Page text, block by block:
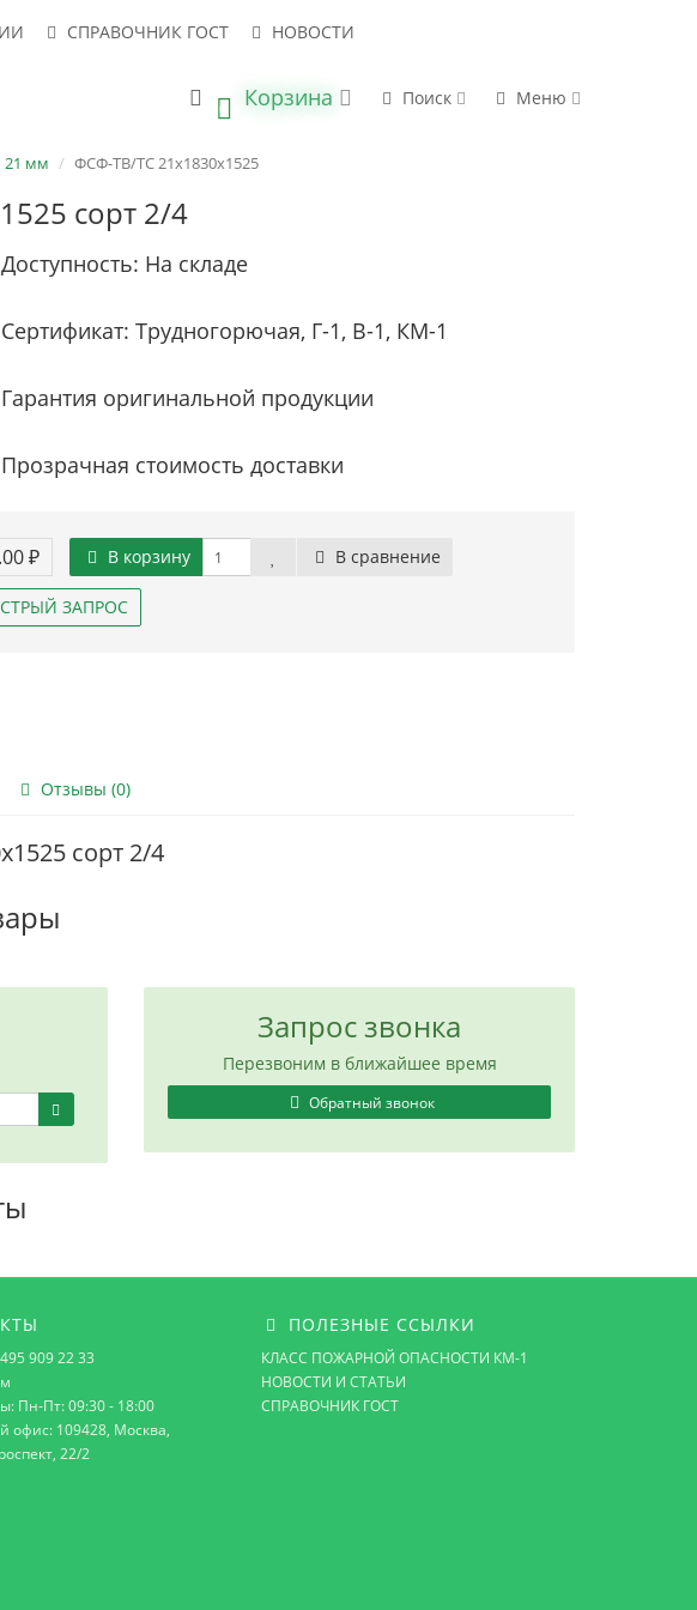
СПРАВОЧНИК ГОСТ НОВОСТИ
0 Корзина Поиск Меню
ФСФ-ТВ/ТС В НАЛИЧИИ НАПРАВИТЬ ЗАПРОС
21 мм ФСФ-ТВ/ТС 21х1830х1525
сорт 2/4
Доступность: На складе
Сертификат: Трудногорючая, Г-1, В-1, КМ-1
Гарантия оригинальной продукции
Прозрачная стоимость доставки
₽ В корзину В сравнение
ЗАПРОС
Отзывы (0)
сорт 2/4
Запрос звонка
Перезвоним в ближайшее время
Обратный звонок
909 22 33
Пн-Пт: 09:30 - 18:00
офис: 109428, Москва,
22/2
ПОЛЕЗНЫЕ ССЫЛКИ
КЛАСС ПОЖАРНОЙ ОПАСНОСТИ КМ-1
НОВОСТИ И СТАТЬИ
СПРАВОЧНИК ГОСТ